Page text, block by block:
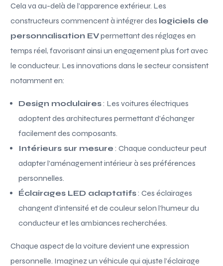
Cela va au-delà de l’apparence extérieur. Les
constructeurs commencent à intégrer des logiciels de
personnalisation EVpermettant des réglages en
temps réel, favorisant ainsi un engagement plus fort avec
le conducteur. Les innovations dans le secteur consistent
notamment en:
Design modulaires: Les voitures électriques
adoptent des architectures permettant d’échanger
facilement des composants.
Intérieurs sur mesure : Chaque conducteur peut
adapter l’aménagement intérieur à ses préférences
personnelles.
Éclairages LED adaptatifs: Ces éclairages
changent d’intensité et de couleur selon l’humeur du
conducteur et les ambiances recherchées.
Chaque aspect de la voiture devient une expression
personnelle. Imaginez un véhicule qui ajuste l’éclairage